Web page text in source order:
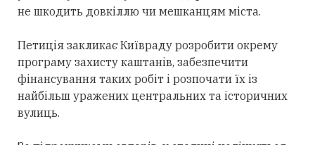
не шкодить довкіллю чи мешканцям міста.
Петиція закликає Київраду розробити окрему
програму захисту каштанів, забезпечити
фінансування таких робіт і розпочати їх із
найбільш уражених центральних та історичних
вулиць.